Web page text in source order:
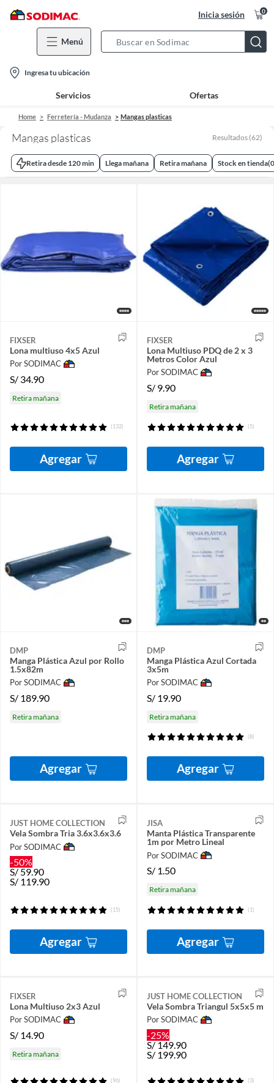
Inicia sesión 0
Menú
Bar
location-
icon
Ingresa tu ubicación
Servicios Ofertas
Home Ferretería - Mudanza Mangas plasticas
Mangas plasticas Resultados (62)
Retira desde 120 min Llega mañana Retira mañana Stock en tienda(0
FIXSER
Lona multiuso 4x5 Azul
Por SODIMAC
S/ 34.90
Retira mañana
(132)
Agregar
FIXSER
Lona Multiuso PDQ de 2 x 3
Metros Color Azul
Por SODIMAC
S/ 9.90
Retira mañana
(5)
Agregar
DMP
Manga Plástica Azul por Rollo
1.5x82m
Por SODIMAC
S/ 189.90
Retira mañana
Agregar
DMP
Manga Plástica Azul Cortada
3x5m
Por SODIMAC
S/ 19.90
Retira mañana
(8)
Agregar
JUST HOME COLLECTION
Vela Sombra Tria 3.6x3.6x3.6
Por SODIMAC
-50%
S/59.90
S/ 119.90
(15)
Agregar
JISA
Manta Plástica Transparente
1m por Metro Lineal
Por SODIMAC
S/ 1.50
Retira mañana
(1)
Agregar
FIXSER
Lona Multiuso 2x3 Azul
Por SODIMAC
S/ 14.90
Retira mañana
(96)
JUST HOME COLLECTION
Vela Sombra Triangul 5x5x5 m
Por SODIMAC
-25%
S/149.90
S/ 199.90
(3)